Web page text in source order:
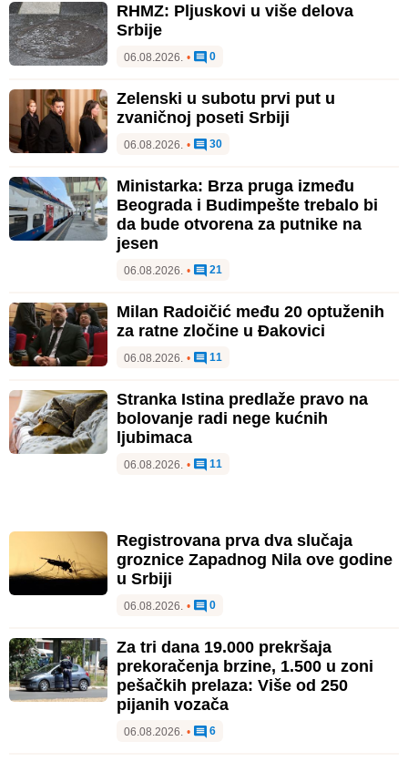
RHMZ: Pljuskovi u više delova
Srbije
06.08.2026. • 0
Zelenski u subotu prvi put u
zvaničnoj poseti Srbiji
06.08.2026. • 30
Ministarka: Brza pruga između
Beograda i Budimpešte trebalo bi
da bude otvorena za putnike na
jesen
06.08.2026. • 21
Milan Radoičić među 20 optuženih
za ratne zločine u Đakovici
06.08.2026. • 11
Stranka Istina predlaže pravo na
bolovanje radi nege kućnih
ljubimaca
06.08.2026. • 11
Registrovana prva dva slučaja
groznice Zapadnog Nila ove godine
u Srbiji
06.08.2026. • 0
Za tri dana 19.000 prekršaja
prekoračenja brzine, 1.500 u zoni
pešačkih prelaza: Više od 250
pijanih vozača
06.08.2026. • 6